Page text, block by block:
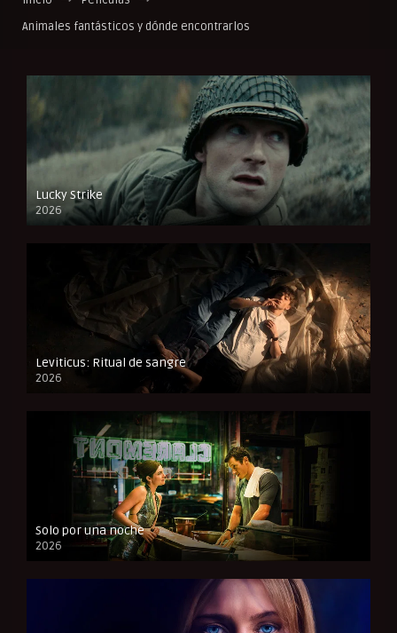
Animales fantásticos y dónde encontrarlos
Lucky Strike
2026
FULL HD
Leviticus: Ritual de sangre
2026
FULL HD
Solo por una noche
2026